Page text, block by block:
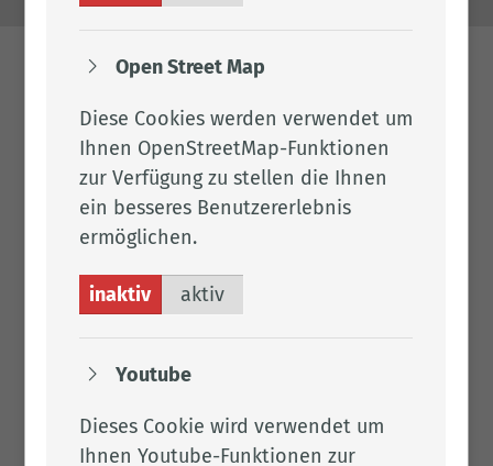
Open Street Map
Diese Cookies werden verwendet um
Ihnen OpenStreetMap-Funktionen
zur Verfügung zu stellen die Ihnen
ein besseres Benutzererlebnis
ermöglichen.
inaktiv aktiv
Youtube
Dieses Cookie wird verwendet um
Ihnen Youtube-Funktionen zur